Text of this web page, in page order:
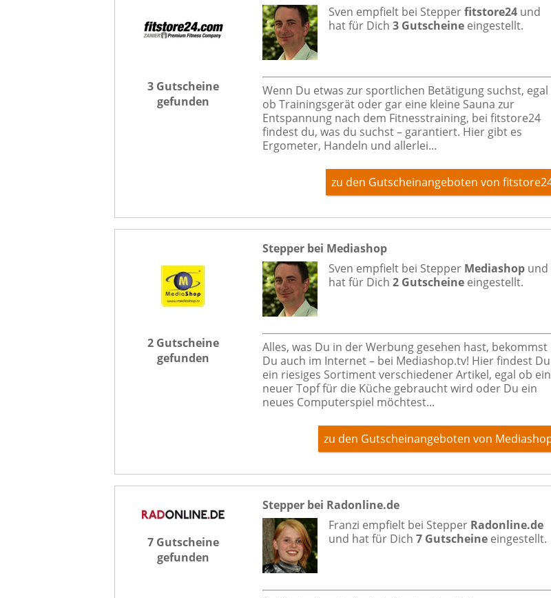
3 Gutscheine
gefunden
Sven empfielt bei Stepperfitstore24und
hat für Dich 3 Gutscheineeingestellt.
Wenn Du etwas zur sportlichen Betätigung suchst, egal
ob Trainingsgerät oder gar eine kleine Sauna zur
Entspannung nach dem Fitnesstraining, bei fitstore24
findest du, was du suchst – garantiert. Hier gibt es
Ergometer, Handeln und allerlei...
zu den Gutscheinangeboten von
2 Gutscheine
gefunden
Stepper bei Mediashop
Sven empfielt bei Stepper Mediashopund
hat für Dich 2 Gutscheineeingestellt.
Alles, was Du in der Werbung gesehen hast, bekommst
Du auch im Internet – bei Mediashop.tv! Hier findest Du
ein riesiges Sortiment verschiedener Artikel, egal ob ein
neuer Topf für die Küche gebraucht wird oder Du ein
neues Computerspiel möchtest...
zu den Gutscheinangeboten von
7 Gutscheine
gefunden
Stepper bei Radonline.de
Franzi empfielt bei Stepper Radonline.de
und hat für Dich 7 Gutscheineeingestellt.